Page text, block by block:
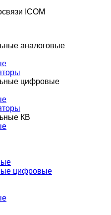
ICOM
аналоговые
цифровые
КВ
цифровые